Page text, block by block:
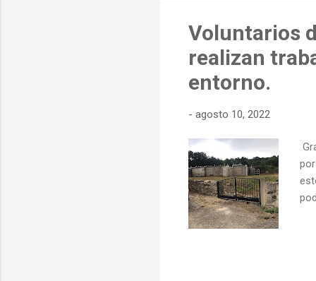
Voluntarios
realizan
entorno.
- agosto 10, 2022